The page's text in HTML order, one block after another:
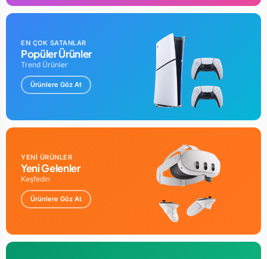
EN ÇOK SATANLAR
Popüler Ürünler
Trend Ürünler
Ürünlere Göz At
YENİ ÜRÜNLER
Yeni Gelenler
Keşfedin
Ürünlere Göz At